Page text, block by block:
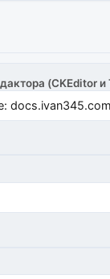
(CKEditor и